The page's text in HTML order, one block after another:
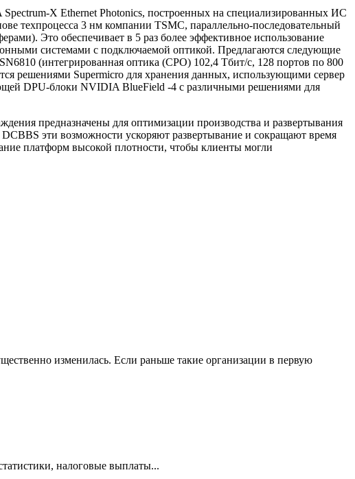
X Ethernet Photonics, построенных на специализированных ИС
техпроцесса 3 нм компании TSMC, параллельно-последовательный
Это обеспечивает в 5 раз более эффективное использование
системами с подключаемой оптикой. Предлагаются следующие
(интегрированная оптика (CPO) 102,4 Тбит/с, 128 портов по 800
решениями Supermicro для хранения данных, использующими сервер
DPU-блоки NVIDIA BlueField -4 с различными решениями для
предназначены для оптимизации производства и развертывания
эти возможности ускоряют развертывание и сокращают время
платформ высокой плотности, чтобы клиенты могли
изменилась. Если раньше такие организации в первую
налоговые выплаты...